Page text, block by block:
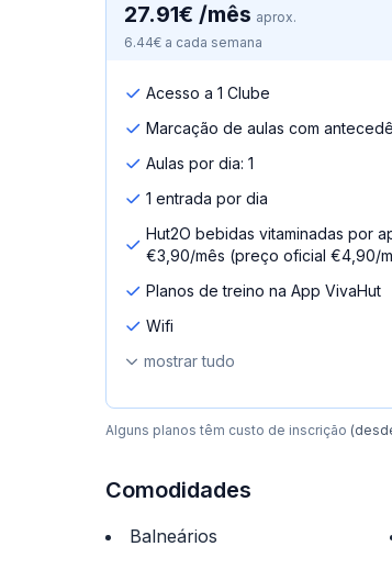
27.91€ /mês aprox.
6.44€ a cada semana
Acesso a 1 Clube
Marcação de aulas com
Aulas por dia: 1
1 entrada por dia
Hut2O bebidas vitaminadas por
€3,90/mês (preço oficial €4,90/
Planos de treino na App VivaHut
Wifi
mostrar tudo
Alguns planos têm custo de inscrição
Comodidades
Balneários